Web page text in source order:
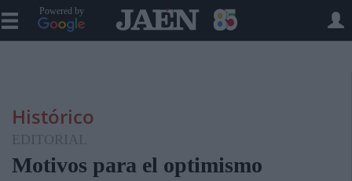
Powered by
Histórico
EDITORIAL
Motivos para el optimismo